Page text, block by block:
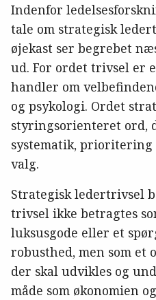
Indenfor
tale om strategisk
øjekast ser begrebet
ud. For ordet trivsel er
handler om
og psykologi. Ordet
styringsorienteret ord,
systematik, prioritering
valg.
Strategisk ledertrivsel
trivsel ikke betragtes
luksusgode eller et
robusthed, men som et
der skal udvikles og
måde som økonomien